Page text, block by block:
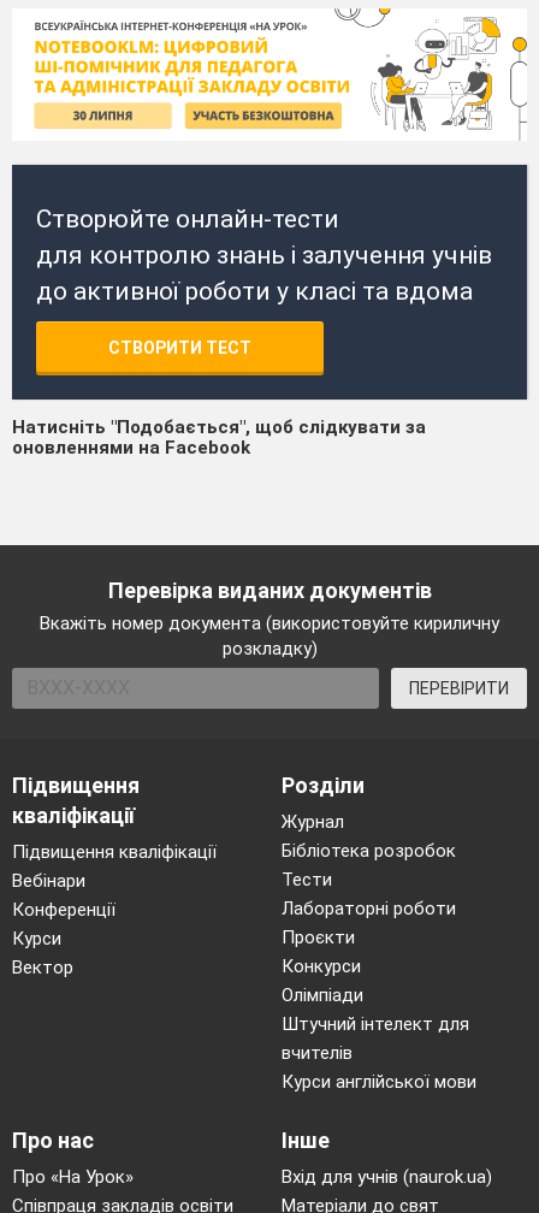
Створюйте онлайн-тести
для контролю знань і залучення учнів
до активної роботи у класі та вдома
СТВОРИТИ ТЕСТ
Натисніть "Подобається", щоб слідкувати за
оновленнями на Facebook
Перевірка виданих документів
Вкажіть номер документа (використовуйте кириличну
розкладку)
ПЕРЕВІРИТИ
Підвищення
кваліфікації
Підвищення кваліфікації
Вебінари
Конференції
Курси
Вектор
Розділи
Журнал
Бібліотека розробок
Тести
Лабораторні роботи
Проєкти
Конкурси
Олімпіади
Штучний інтелект для
вчителів
Курси англійської мови
Про нас
Про «На Урок»
Співпраця закладів освіти
Інше
Вхід для учнів (naurok.ua)
Матеріали до свят